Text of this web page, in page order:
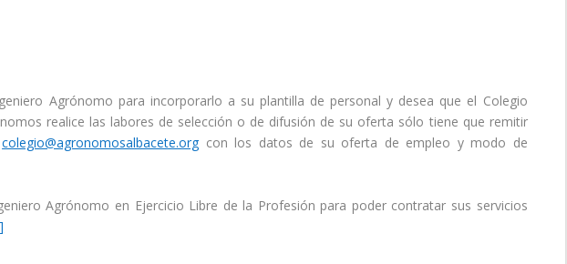
Agrónomo para incorporarlo a su plantilla de personal y desea que el Colegio
realice las labores de selección o de difusión de su oferta sólo tiene que remitir
colegio@agronomosalbacete.org con los datos de su oferta de empleo y modo de
Agrónomo en Ejercicio Libre de la Profesión para poder contratar sus servicios